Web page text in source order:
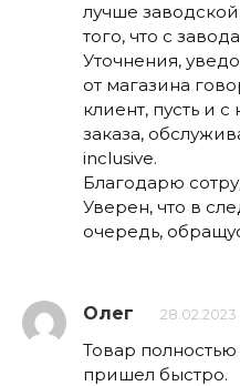
лучше
того, что с
Уточнения,
от магазина
клиент, пусть и
заказа,
inclusive.
Благодарю
Уверен, что в
очередь,
Олег 28.02.2023
Товар
пришел быстро.